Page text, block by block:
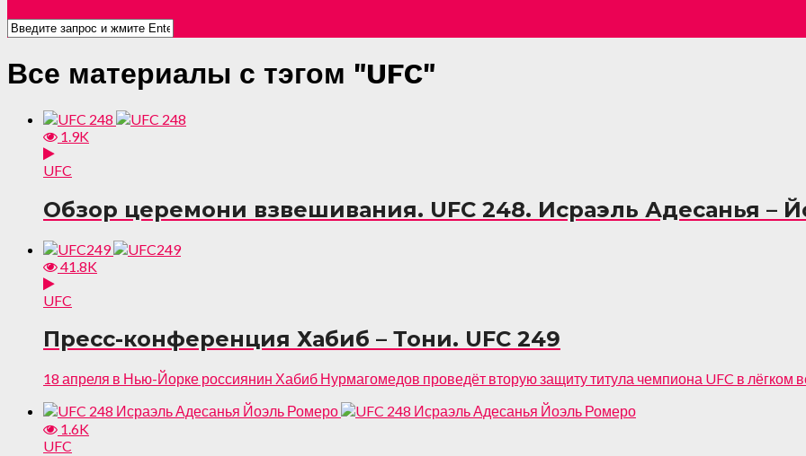
Все материалы с тэгом "UFC"
1.9K
UFC
Обзор церемони взвешивания. UFC 248. Исраэль Адесанья –
41.8K
UFC
Пресс-конференция Хабиб – Тони. UFC 249
18 апреля в Нью-Йорке россиянин Хабиб Нурмагомедов проведёт вторую защиту титула чемпиона UFC в лёгком
1.6K
UFC